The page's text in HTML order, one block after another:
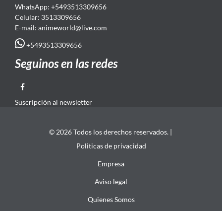
WhatsApp: +5493513309656
Celular: 3513309656
E-mail: animeworld@live.com
+5493513309656
Seguinos en las redes
Suscripción al newsletter
© 2026 Todos los derechos reservados. |
Politicas de privacidad
Empresa
Aviso legal
Quienes Somos